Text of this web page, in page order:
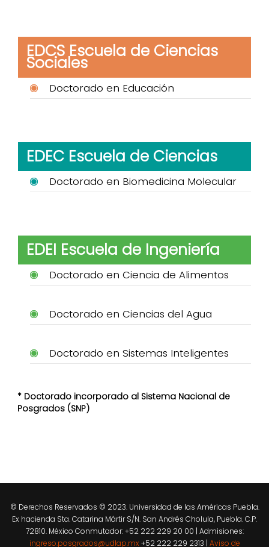
EDCS Escuela de Ciencias
Sociales
Doctorado en Educación
EDEC Escuela de Ciencias
Doctorado en Biomedicina Molecular
EDEI Escuela de Ingeniería
Doctorado en Ciencia de Alimentos
Doctorado en Ciencias del Agua
Doctorado en Sistemas Inteligentes
* Doctorado incorporado al Sistema Nacional de
Posgrados (SNP)
© Derechos Reservados © 2023. Universidad de las Américas Puebla.
Ex hacienda Sta. Catarina Mártir S/N. San Andrés Cholula, Puebla. C.P.
72810. México Conmutador: +52 222 229 20 00 | Admisiones:
ingreso.posgrados@udlap.mx +52 222 229 2313 | Aviso de